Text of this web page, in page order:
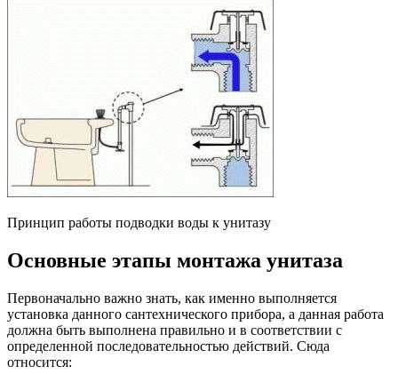
Принцип работы подводки воды к унитазу
Основные этапы монтажа унитаза
Первоначально важно знать, как именно выполняется
установка данного сантехнического прибора, а данная работа
должна быть выполнена правильно и в соответствии с
определенной последовательностью действий. Сюда
относится: